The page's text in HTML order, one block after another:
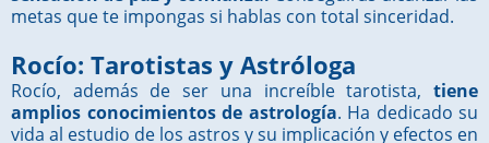
metas que te impongas si hablas con total sinceridad.
Rocío: Tarotistas y Astróloga
Rocío, además de ser una increíble tarotista, tiene
amplios conocimientos de astrología. Ha dedicado su
vida al estudio de los astros y su implicación y efectos en